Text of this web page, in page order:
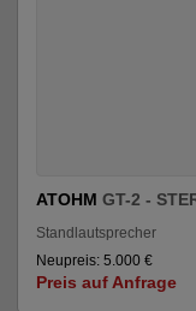
ATOHM GT-2 -
Standlautsprecher
Neupreis: 5.000 €
Preis auf Anfrage